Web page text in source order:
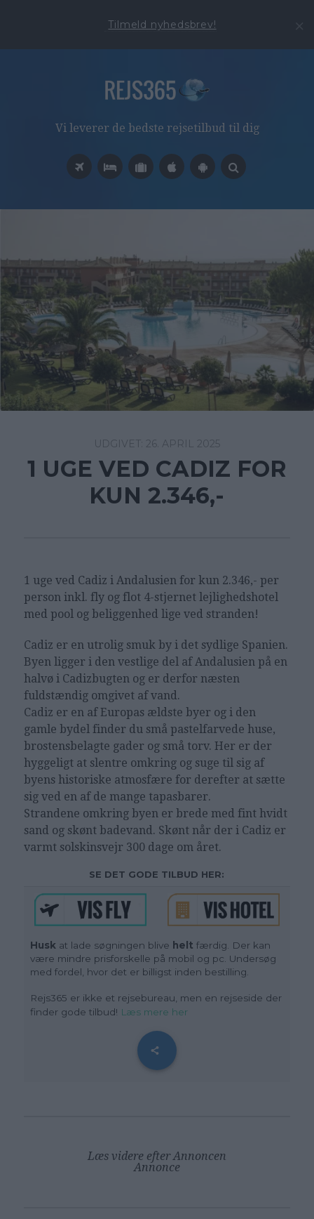
Tilmeld nyhedsbrev!
Vi leverer de bedste rejsetilbud til dig
26. APRIL 2025
1 UGE VED CADIZ FOR
KUN 2.346,-
1 uge ved Cadiz i Andalusien for kun 2.346,- per
person inkl. fly og flot 4-stjernet lejlighedshotel
med pool og beliggenhed lige ved stranden!
Cadiz er en utrolig smuk by i det sydlige Spanien.
Byen ligger i den vestlige del af Andalusien på en
halvø i Cadizbugten og er derfor næsten
fuldstændig omgivet af vand.
Cadiz er en af Europas ældste byer og i den
gamle bydel finder du små pastelfarvede huse,
brostensbelagte gader og små torv. Her er der
hyggeligt at slentre omkring og suge til sig af
byens historiske atmosfære for derefter at sætte
sig ved en af de mange tapasbarer.
Strandene omkring byen er brede med fint hvidt
sand og skønt badevand. Skønt når der i Cadiz er
varmt solskinsvejr 300 dage om året.
SE DET GODE TILBUD HER:
Husk at lade søgningen blive helt færdig. Der kan
være mindre prisforskelle på mobil og pc. Undersøg
med fordel, hvor det er billigst inden bestilling.
Rejs365 er ikke et rejsebureau, men en rejseside der
finder gode tilbud! Læs mere her
Læs videre efter Annoncen
Annonce